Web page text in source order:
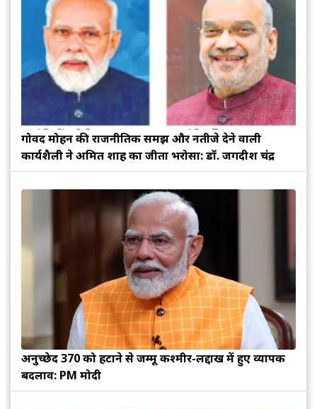
गोविंद मोहन की राजनीतिक समझ और नतीजे देने वाली
कार्यशैली ने अमित शाह का जीता भरोसा: डॉ. जगदीश चंद्र
अनुच्छेद 370 को हटाने से जम्मू कश्मीर-लद्दाख में हुए व्यापक
बदलाव: PM मोदी